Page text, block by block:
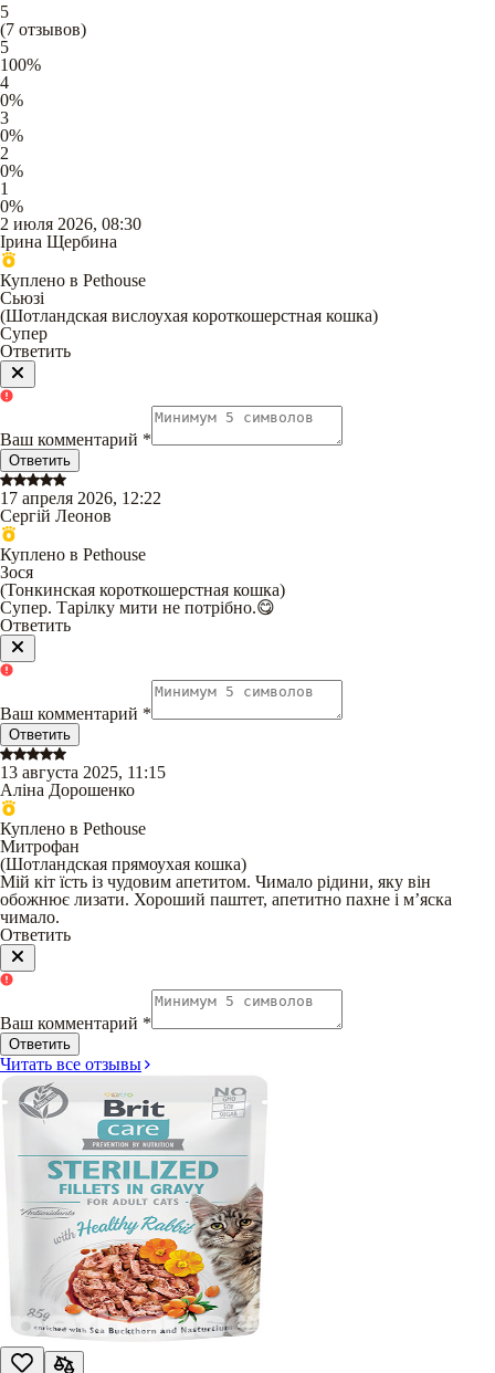
5
(7 отзывов)
5
100%
4
0%
3
0%
2
0%
1
0%
2 июля 2026, 08:30
Ірина Щербина
Куплено в Pethouse
Сьюзі
(Шотландская вислоухая короткошерстная кошка)
Супер
Ответить
Ваш комментарий *
Ответить
17 апреля 2026, 12:22
Сергій Леонов
Куплено в Pethouse
Зося
(Тонкинская короткошерстная кошка)
Супер. Тарілку мити не потрібно.😋
Ответить
Ваш комментарий *
Ответить
13 августа 2025, 11:15
Аліна Дорошенко
Куплено в Pethouse
Митрофан
(Шотландская прямоухая кошка)
Мій кіт їсть із чудовим апетитом. Чимало рідини, яку він
обожнює лизати. Хороший паштет, апетитно пахне і мʼяска
чимало.
Ответить
Ваш комментарий *
Ответить
Читать все отзывы